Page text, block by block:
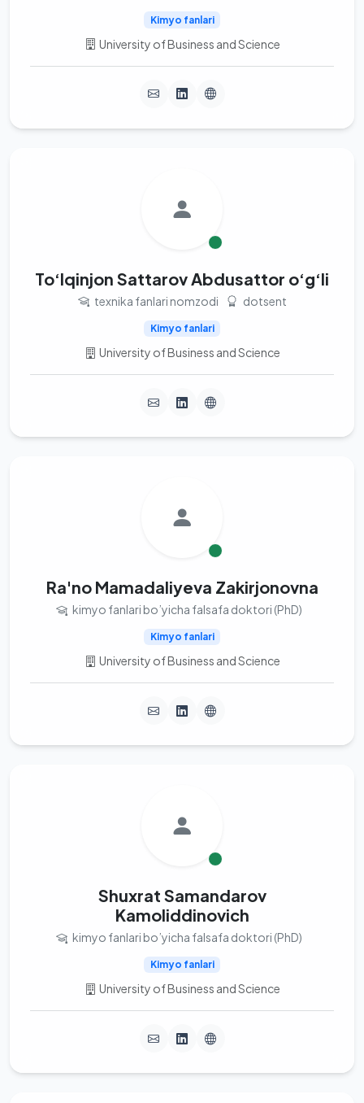
Kimyo fanlari
University of Business and Science
To‘lqinjon Sattarov Abdusattor o‘g‘li
texnika fanlari nomzodi dotsent
Kimyo fanlari
University of Business and Science
Ra'no Mamadaliyeva Zakirjonovna
kimyo fanlari bo’yicha falsafa doktori (PhD)
Kimyo fanlari
University of Business and Science
Shuxrat Samandarov
Kamoliddinovich
kimyo fanlari bo’yicha falsafa doktori (PhD)
Kimyo fanlari
University of Business and Science